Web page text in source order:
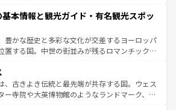
によって風土や気候が異なるスペインはその個
覧 を参照してほしい。
魅力が詰まっている。華麗な宮殿、歴史的な大
いビーチ、そして豊かな自然が、訪れる者を心
る。また、フランスは美食の国としても知ら
ス料理はユネスコ無形文化遺産にも登録されて
ベンダー畑など、多彩な楽しみ方が可能だ。さ
以外の地域にも魅力が溢れており、どの街角に
史と文化が息づいている。パリ以外の個性あふ
基本情報と観光ガイド・有名観光スポッ
豊かな歴史と多彩な文化が交差するヨーロッパ
置する国。中世の街並みが残るロマンチック街
の国は、どこを歩いても飽きることがない。ベ
化的活気、バイエルン州のアルプスの絶景、そ
川沿いのワイン畑といった風景は必見。ビール
、古きよき伝統と最先端が共存する国。ウェス
ー寺院や大英博物館のようなランドマーク、歴